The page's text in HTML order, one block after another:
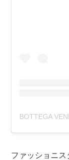
ファッショニ